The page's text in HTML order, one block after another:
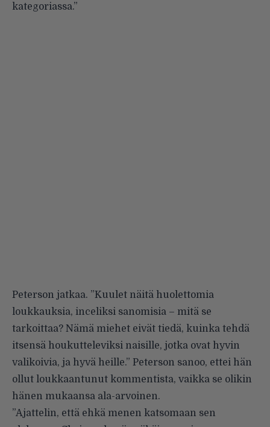
kategoriassa.”
Peterson jatkaa. ”Kuulet näitä huolettomia
loukkauksia, inceliksi sanomisia – mitä se
tarkoittaa? Nämä miehet eivät tiedä, kuinka tehdä
itsensä houkutteleviksi naisille, jotka ovat hyvin
valikoivia, ja hyvä heille.” Peterson sanoo, ettei hän
ollut loukkaantunut kommentista, vaikka se olikin
hänen mukaansa ala-arvoinen.
”Ajattelin, että ehkä menen katsomaan sen